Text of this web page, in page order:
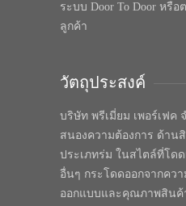
ระบบ Door To Door หรื
ลูกค้า
วัตถุประสงค์
บริษัท พรีเมี่ยม เพอร์เฟค
สนองความต้องการ ด้าน
ประเภทร่ม ในสไตล์ที่โด
อื่นๆ กระโดดออกจากควา
ออกแบบและคุณภาพสินค้